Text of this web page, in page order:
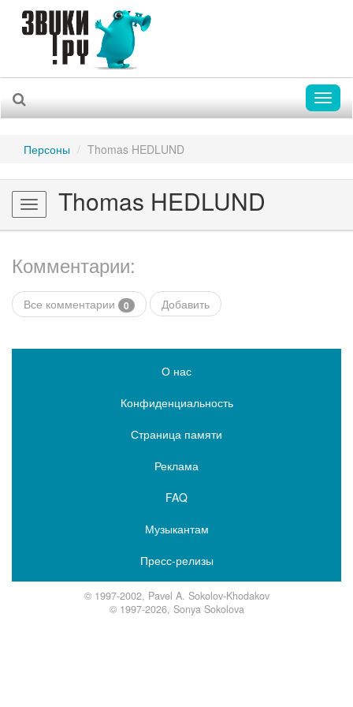
Персоны Thomas HEDLUND
Toggle
navigation
Thomas HEDLUND
Комментарии:
Все комментарии 0 Добавить
О нас
Конфиденциальность
Страница памяти
Реклама
FAQ
Музыкантам
Пресс-релизы
© 1997-2002, Pavel A. Sokolov-Khodakov
© 1997-2026, Sonya Sokolova